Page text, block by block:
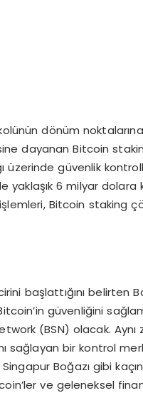
dönüm
dayanan Bitcoin
güvenlik
6 milyar dolara
Bitcoin staking
başlattığını belirten
güvenliğini
(BSN) olacak.
sağlayan bir kontrol
Boğazı gibi
ve geleneksel